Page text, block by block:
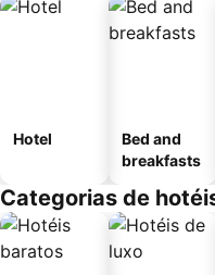
Hotel
Bed and
breakfasts
Categorias de